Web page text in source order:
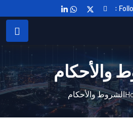
والأحكام
الشروط والأحكام